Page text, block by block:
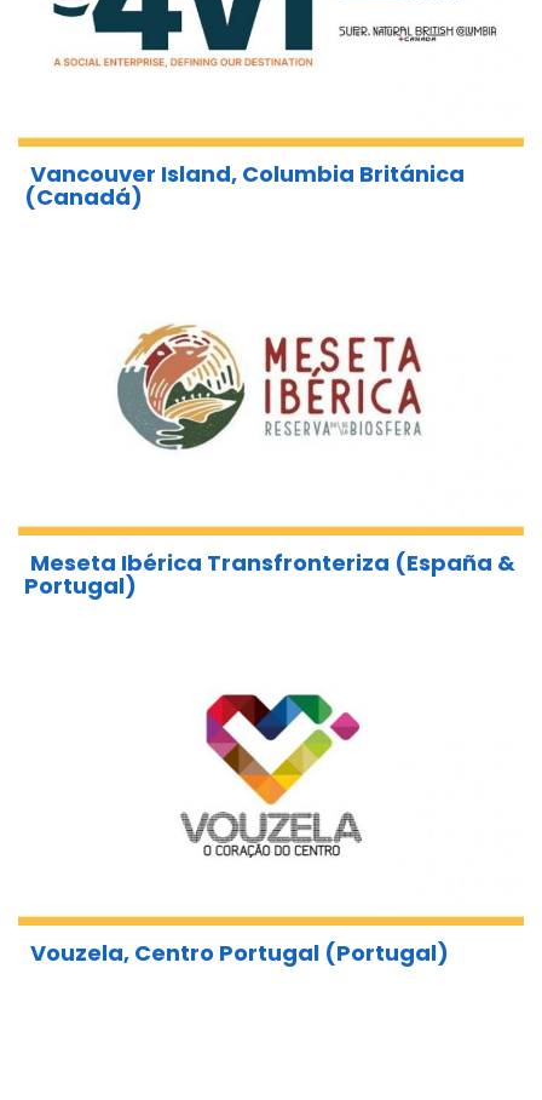
Vancouver Island, Columbia Británica
(Canadá)
Meseta Ibérica Transfronteriza (España &
Portugal)
Vouzela, Centro Portugal (Portugal)